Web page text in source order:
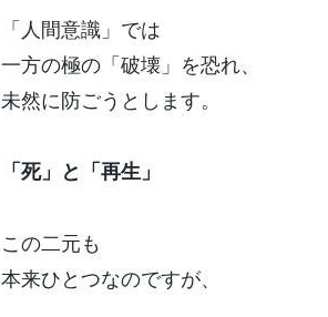
「人間意識」では
一方の極の「破壊」を恐れ、
未然に防ごうとします。
「死」と「再生」
この二元も
本来ひとつなのですが、